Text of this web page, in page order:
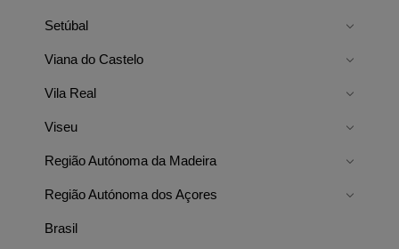
Setúbal
Viana do Castelo
Vila Real
Viseu
Região Autónoma da Madeira
Região Autónoma dos Açores
Brasil